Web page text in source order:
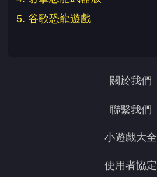
5. 谷歌恐龍遊戲
關於我們
聯繫我們
小遊戲大全
使用者協定